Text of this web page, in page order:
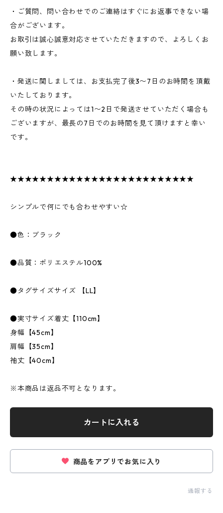
・ご質問、問い合わせでのご連絡はすぐにお返事できない場
合がございます。
お取引は誠心誠意対応させていただきますので、よろしくお
願い致します。
・発送に関しましては、お支払完了後3〜7日のお時間を頂戴
いたしております。
その時の状況によっては1〜2日で発送させていただく場合も
ございますが、最長の7日でのお時間を見て頂けますと幸い
です。
★★★★★★★★★★★★★★★★★★★★★★★★★
シンプルで何にでも合わせやすい☆
●色：ブラック
●品質：ポリエステル100%
●タグサイズサイズ 【LL】
●実寸サイズ着丈【110cm】
身幅【45cm】
肩幅【35cm】
袖丈【40cm】
※本商品は返品不可となります。
カートに入れる
商品をアプリでお気に入り
通報する